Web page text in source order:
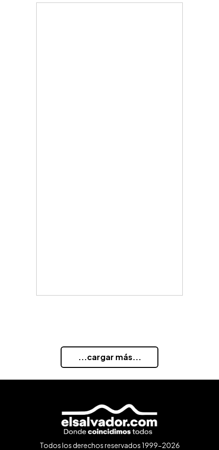
...cargar más...
Todos los derechos reservados 1999-2026